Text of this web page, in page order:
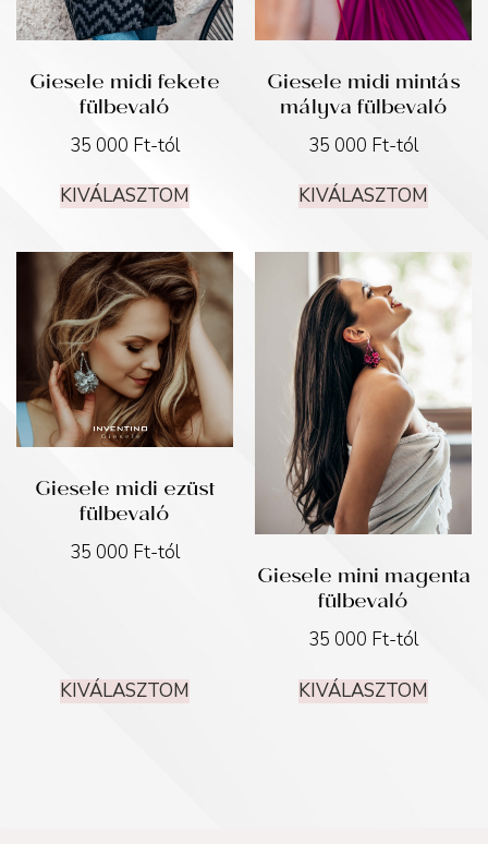
Giesele midi fekete
fülbevaló
35 000 Ft-tól
KIVÁLASZTOM
Giesele midi mintás
mályva fülbevaló
35 000 Ft-tól
KIVÁLASZTOM
Giesele midi ezüst
fülbevaló
35 000 Ft-tól
KIVÁLASZTOM
Giesele mini magenta
fülbevaló
35 000 Ft-tól
KIVÁLASZTOM